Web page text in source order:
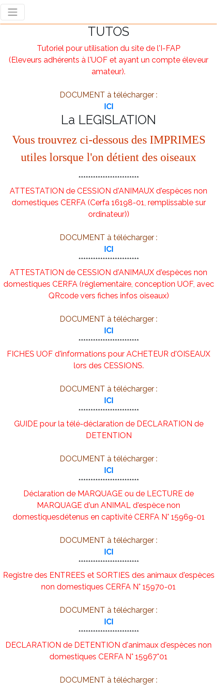
TUTOS
Tutoriel pour utilisation du site de l'I-FAP
(Eleveurs adhérents à l'UOF et ayant un compte éleveur
amateur).
DOCUMENT à télécharger :
ICI
La LEGISLATION
Vous trouvrez ci-dessous des IMPRIMES
utiles lorsque l'on détient des oiseaux
*************************
ATTESTATION de CESSION d'ANIMAUX d'espèces non
domestiques CERFA (Cerfa 16198-01, remplissable sur
ordinateur))
DOCUMENT à télécharger :
ICI
*************************
ATTESTATION de CESSION d'ANIMAUX d'espèces non
domestiques CERFA (réglementaire, conception UOF, avec
QRcode vers fiches infos oiseaux)
DOCUMENT à télécharger :
ICI
*************************
FICHES UOF d'informations pour ACHETEUR d'OISEAUX
lors des CESSIONS.
DOCUMENT à télécharger :
ICI
*************************
GUIDE pour la télé-déclaration de DECLARATION de
DETENTION
DOCUMENT à télécharger :
ICI
*************************
Déclaration de MARQUAGE ou de LECTURE de
MARQUAGE d'un ANIMAL d'espèce non
domestiquesdétenus en captivité CERFA N° 15969-01
DOCUMENT à télécharger :
ICI
*************************
Registre des ENTREES et SORTIES des animaux d'espèces
non domestiques CERFA N° 15970-01
DOCUMENT à télécharger :
ICI
*************************
DECLARATION de DETENTION d'animaux d'espèces non
domestiques CERFA N° 15967*01
DOCUMENT à télécharger :